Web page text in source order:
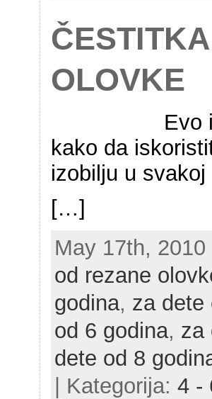
OLOVKE
Evo
kako da
izobilju u
[…]
May 17th,
od rezane
godina, za dete
od 6 godina, za
dete od 8
| Kategorija: 4 -